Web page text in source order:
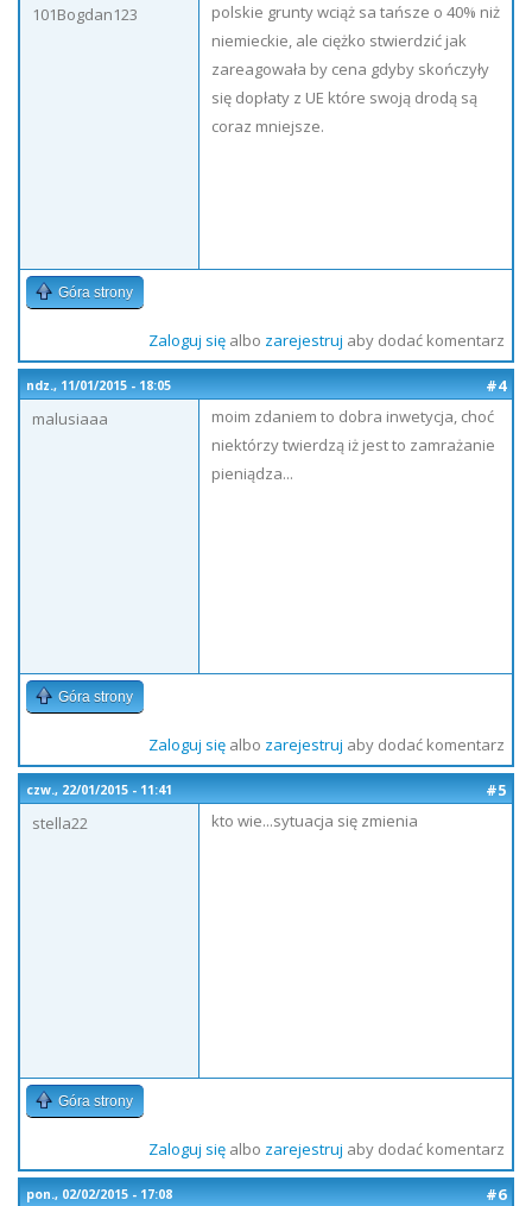
101Bogdan123
polskie grunty wciąż sa tańsze o 40% niż
niemieckie, ale ciężko stwierdzić jak
zareagowała by cena gdyby skończyły
się dopłaty z UE które swoją drodą są
coraz mniejsze.
Góra strony
Zaloguj sięalbo zarejestruj aby dodać komentarz
ndz., 11/01/2015 - 18:05
#4
malusiaaa
moim zdaniem to dobra inwetycja, choć
niektórzy twierdzą iż jest to zamrażanie
pieniądza...
Góra strony
Zaloguj sięalbo zarejestruj aby dodać komentarz
czw., 22/01/2015 - 11:41
#5
stella22
kto wie...sytuacja się zmienia
Góra strony
Zaloguj sięalbo zarejestruj aby dodać komentarz
pon., 02/02/2015 - 17:08
#6